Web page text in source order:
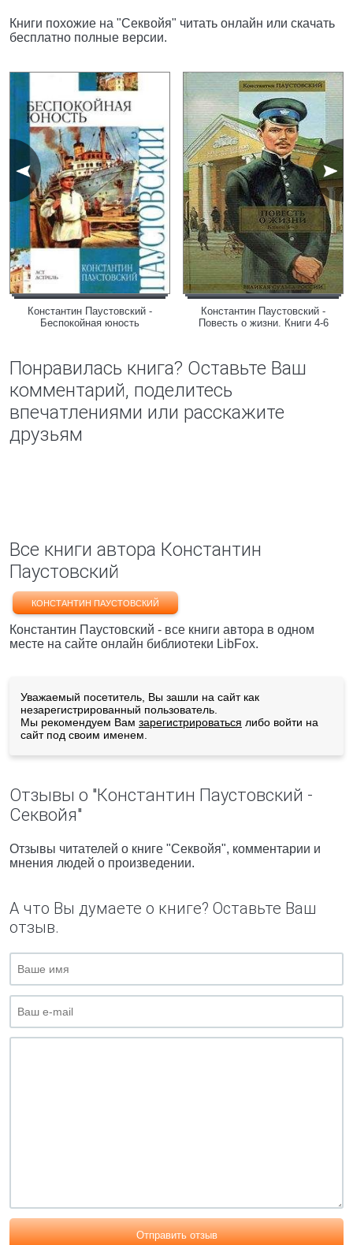
Книги похожие на "Секвойя" читать онлайн или скачать
бесплатно полные версии.
Константин Паустовский -
Беспокойная юность
Константин Паустовский -
Повесть о жизни. Книги 4-6
Понравилась книга? Оставьте Ваш
комментарий, поделитесь
впечатлениями или расскажите
друзьям
Все книги автора Константин
Паустовский
КОНСТАНТИН ПАУСТОВСКИЙ
Константин Паустовский - все книги автора в одном
месте на сайте онлайн библиотеки LibFox.
Уважаемый посетитель, Вы зашли на сайт как
незарегистрированный пользователь.
Мы рекомендуем Вам зарегистрироваться либо войти на
сайт под своим именем.
Отзывы о "Константин Паустовский -
Секвойя"
Отзывы читателей о книге "Секвойя", комментарии и
мнения людей о произведении.
А что Вы думаете о книге? Оставьте Ваш
отзыв.
Отправить отзыв